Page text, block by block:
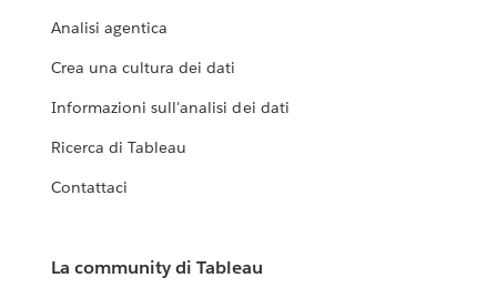
Analisi agentica
Crea una cultura dei dati
Informazioni sull'analisi dei dati
Ricerca di Tableau
Contattaci
La community di Tableau